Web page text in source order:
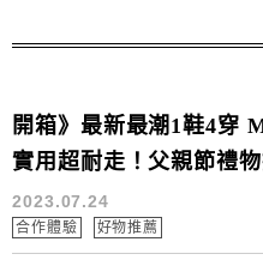
開箱》最新最潮1鞋4穿
實用超耐走！父親節禮
2023.07.24
合作體驗 好物推薦